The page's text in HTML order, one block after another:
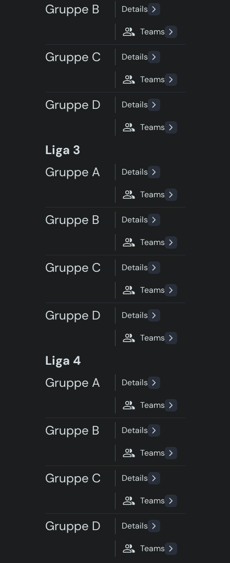
Gruppe B Details
Teams
Gruppe C Details
Teams
Gruppe D Details
Teams
Liga 3
Gruppe A
Details
Teams
Gruppe B Details
Teams
Gruppe C Details
Teams
Gruppe D Details
Teams
Liga 4
Gruppe A
Details
Teams
Gruppe B Details
Teams
Gruppe C Details
Teams
Gruppe D Details
Teams